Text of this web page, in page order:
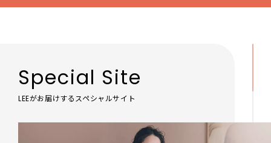
Special Site
LEEがお届けするスペシャルサイト